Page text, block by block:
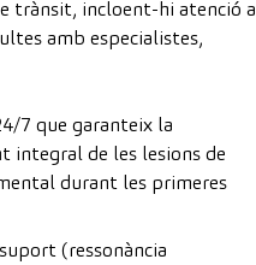
trànsit, incloent-hi atenció a
amb especialistes,
7 que garanteix la
integral de les lesions de
durant les primeres
(ressonància